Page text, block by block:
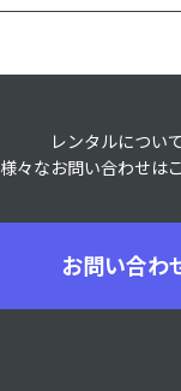
レンタルについ
様々なお問い合わせは
お問い合わ